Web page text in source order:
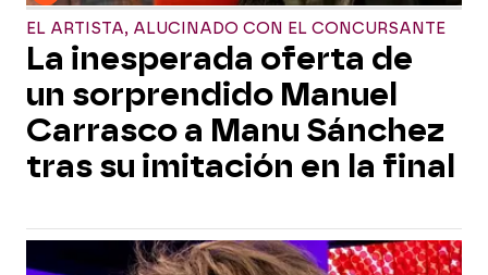
EL ARTISTA, ALUCINADO CON EL CONCURSANTE
La inesperada oferta de
un sorprendido Manuel
Carrasco a Manu Sánchez
tras su imitación en la final